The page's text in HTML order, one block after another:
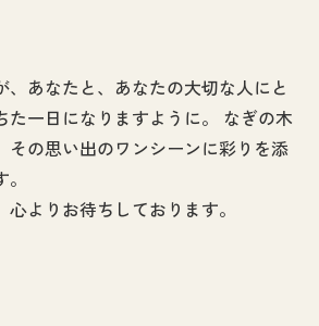
、あなたと、あなたの大切な人にと
た一日になりますように。 なぎの木
その思い出のワンシーンに彩りを添
よりお待ちしております。